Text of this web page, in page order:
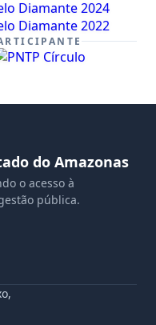
do Amazonas
o acesso à
pública.